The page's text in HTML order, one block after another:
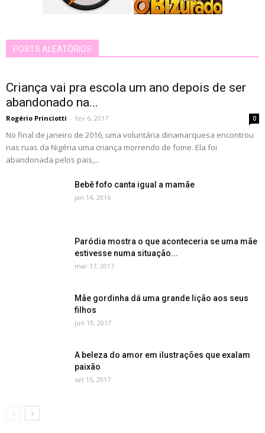
POSTS ALEATÓRIOS
Criança vai pra escola um ano depois de ser
abandonado na...
Rogério Princiotti - fev 6, 2017 0
No final de janeiro de 2016, uma voluntária dinamarquesa encontrou
nas ruas da Nigéria uma criança morrendo de fome. Ela foi
abandonada pelos pais,...
Bebê fofo canta igual a mamãe
jan 14, 2016
Paródia mostra o que aconteceria se uma mãe
estivesse numa situação...
mar 17, 2017
Mãe gordinha dá uma grande lição aos seus
filhos
jun 19, 2017
A beleza do amor em ilustrações que exalam
paixão
set 15, 2017